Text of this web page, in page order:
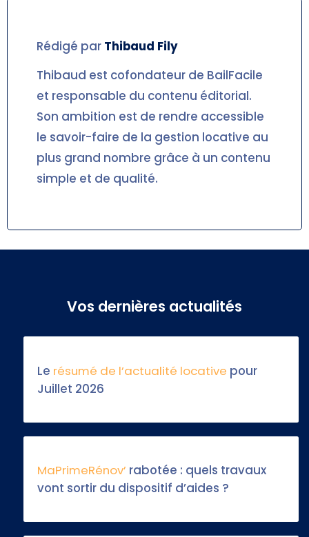
Rédigé par Thibaud Fily
Thibaud est cofondateur de BailFacile
et responsable du contenu éditorial.
Son ambition est de rendre accessible
le savoir-faire de la gestion locative au
plus grand nombre grâce à un contenu
simple et de qualité.
Vos dernières actualités
Le résumé de l’actualité locative pour
Juillet 2026
MaPrimeRénov’ rabotée : quels travaux
vont sortir du dispositif d’aides ?